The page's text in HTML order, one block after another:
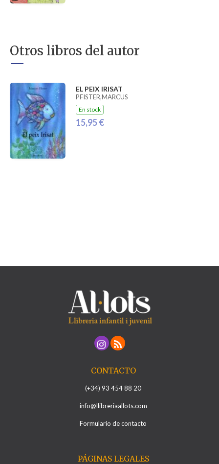
Otros libros del autor
EL PEIX IRISAT
PFISTER,MARCUS
En stock
15,95 €
CONTACTO
(+34) 93 454 88 20
info@llibreriaallots.com
Formulario de contacto
PÁGINAS LEGALES